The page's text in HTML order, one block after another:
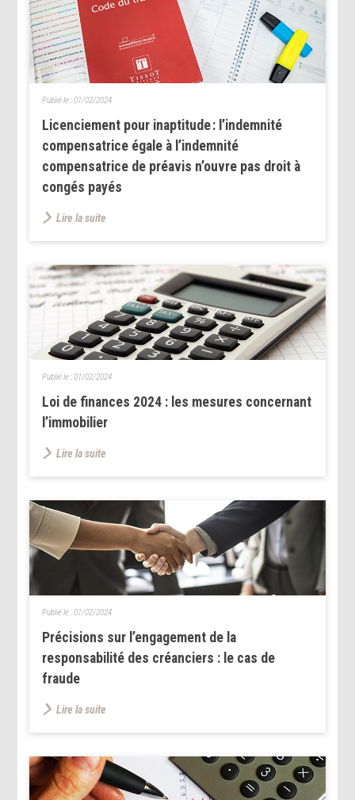
Licenciement pour inaptitude : l’indemnité
compensatrice égale à l’indemnité
compensatrice de préavis n’ouvre pas droit à
congés payés
Publié le :01/02/2024
Lire la suite
Loi de finances 2024 : les mesures concernant
l’immobilier
Publié le :01/02/2024
Lire la suite
Précisions sur l’engagement de la
responsabilité des créanciers : le cas de
fraude
Publié le :01/02/2024
Lire la suite